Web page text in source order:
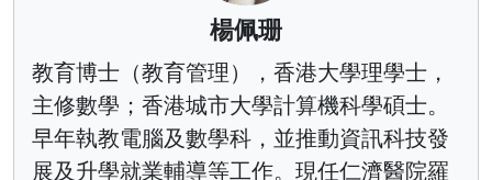
楊佩珊
教育博士（教育管理），香港大學理學士，
主修數學；香港城市大學計算機科學碩士。
早年執教電腦及數學科，並推動資訊科技發
展及升學就業輔導等工作。現任仁濟醫院羅